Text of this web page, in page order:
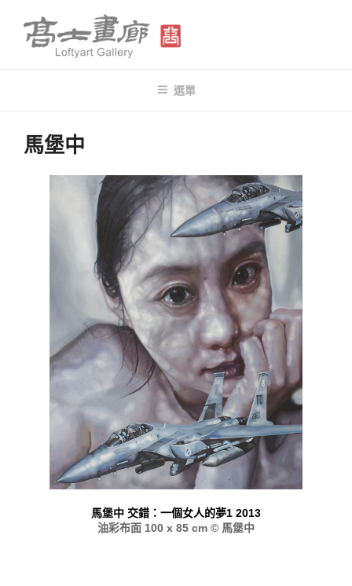
選單
馬堡中
馬堡中 交錯：一個女人的夢1 2013
油彩布面 100 x 85 cm © 馬堡中